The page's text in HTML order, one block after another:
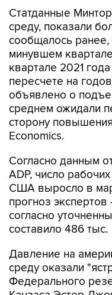
Статданные
среду, показали
сообщалось
минувшем
квартале 2021
пересчете на
объявлено о
среднем ожидали
сторону
Economics.
Согласно данным
ADP, число
США выросло в
прогноз
согласно
составило 486 тыс.
Давление на
среду оказали
Федерального